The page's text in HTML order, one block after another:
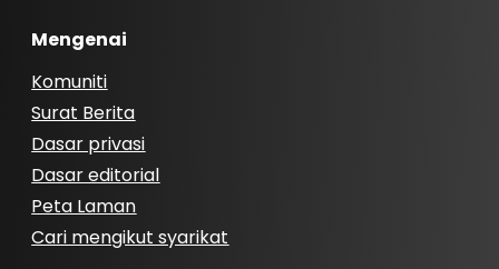
Mengenai
Komuniti
Surat Berita
Dasar privasi
Dasar editorial
Peta Laman
Cari mengikut syarikat